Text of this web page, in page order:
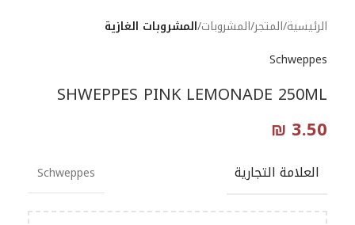
الرئيسية المتجر المشروبات المشروبات الغازية
Schweppes
SHWEPPES PINK LEMONADE 250ML
₪ 3.50
العلامة التجارية Schweppes